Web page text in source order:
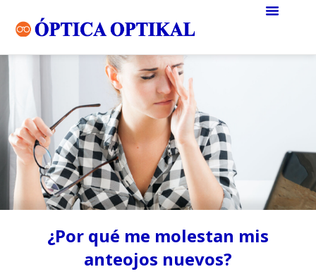
¿Por qué me molestan mis
anteojos nuevos?